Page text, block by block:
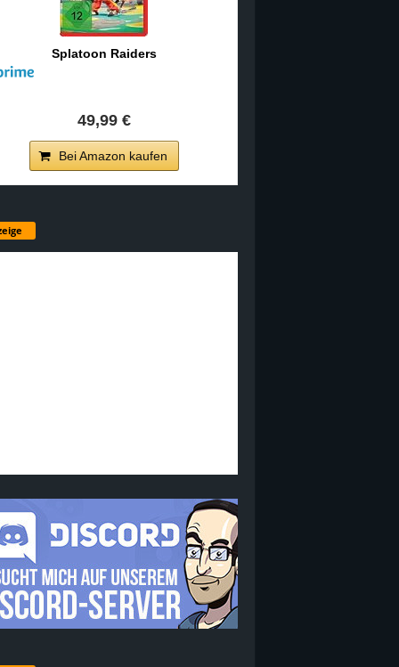
Splatoon Raiders
49,99 €
Bei Amazon kaufen